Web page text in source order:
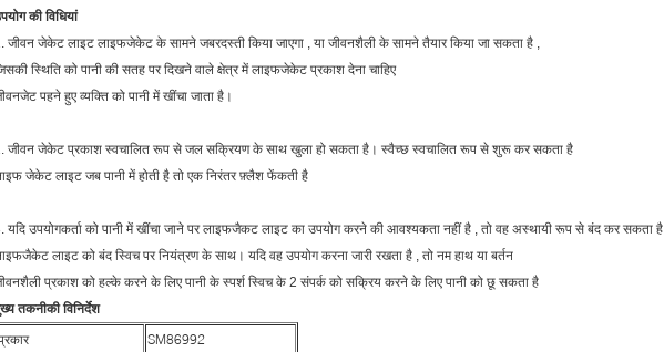
की विधियां
जीवन जेकेट लाइट लाइफजेकेट के सामने जबरदस्ती किया जाएगा , या जीवनशैली के सामने तैयार किया जा सकता है ,
स्थिति को पानी की सतह पर दिखने वाले क्षेत्र में लाइफजेकेट प्रकाश देना चाहिए
पहने हुए व्यक्ति को पानी में खींचा जाता है।
जीवन जेकेट प्रकाश स्वचालित रूप से जल सक्रियण के साथ खुला हो सकता है। स्वैच्छ स्वचालित रूप से शुरू कर सकता है
जेकेट लाइट जब पानी में होती है तो एक निरंतर फ़्लैश फेंकती है
यदि उपयोगकर्ता को पानी में खींचा जाने पर लाइफजैकट लाइट का उपयोग करने की आवश्यकता नहीं है , तो वह अस्थायी रूप से बंद कर सकता है
लाइट को बंद स्विच पर नियंत्रण के साथ। यदि वह उपयोग करना जारी रखता है , तो नम हाथ या बर्तन
प्रकाश को हल्के करने के लिए पानी के स्पर्श स्विच के 2 संपर्क को सक्रिय करने के लिए पानी को छू सकता है
तकनीकी विनिर्देश
SM86992